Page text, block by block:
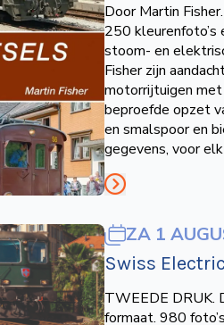
Door Martin
250 kleurenfoto’s
stoom- en
Fisher zijn
motorrijtuigen met
beproefde opzet
en smalspoor en
gegevens, voor
ZA 1
Swiss
TWEEDE DRUK.
formaat. 980